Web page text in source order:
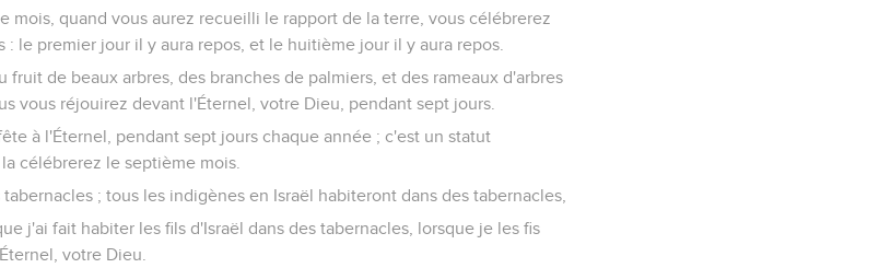
mois, quand vous aurez recueilli le rapport de la terre, vous célébrerez
le premier jour il y aura repos, et le huitième jour il y aura repos.
fruit de beaux arbres, des branches de palmiers, et des rameaux d'arbres
vous réjouirez devant l'Éternel, votre Dieu, pendant sept jours.
à l'Éternel, pendant sept jours chaque année ; c'est un statut
célébrerez le septième mois.
; tous les indigènes en Israël habiteront dans des tabernacles,
j'ai fait habiter les fils d'Israël dans des tabernacles, lorsque je les fis
votre Dieu.